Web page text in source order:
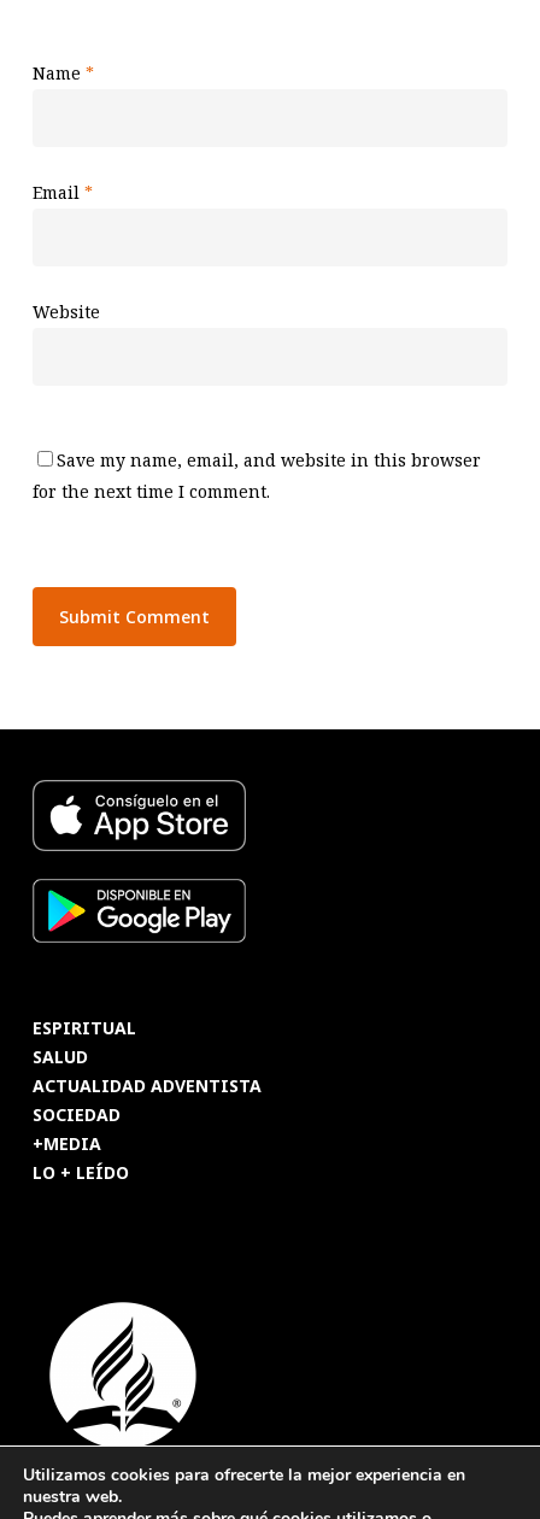
Name *
Email *
Website
Save my name, email, and website in this browser
for the next time I comment.
ESPIRITUAL
SALUD
ACTUALIDAD ADVENTISTA
SOCIEDAD
+MEDIA
LO + LEÍDO
© 2026 Revista Adventista de España. UICASDE. Derechos
Utilizamos cookies para ofrecerte la mejor experiencia en
nuestra web.